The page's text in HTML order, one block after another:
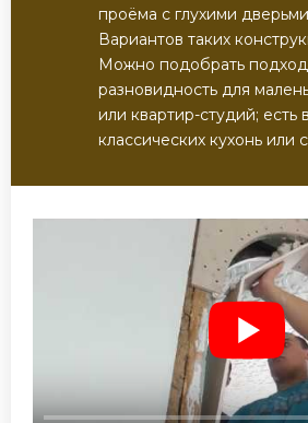
проёма с глухими
Вариантов таких
Можно подобрать
разновидность для
или квартир-студий; есть
классических кухонь или